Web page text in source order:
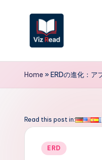
V
iz
e
Home »ERDの進化：ア
Read this post in:
Posted
ERD